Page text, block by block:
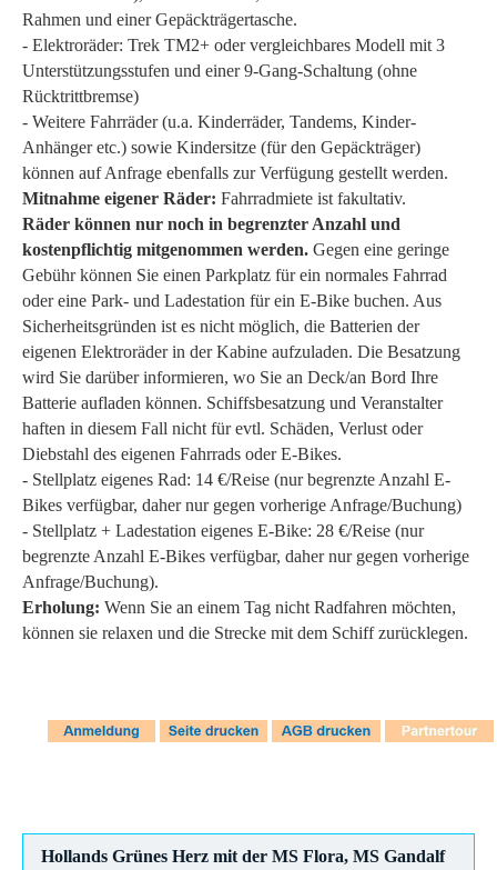
Rahmen und einer Gepäckträgertasche.
- Elektroräder: Trek TM2+ oder vergleichbares Modell mit 3
Unterstützungsstufen und einer 9-Gang-Schaltung (ohne
Rücktrittbremse)
- Weitere Fahrräder (u.a. Kinderräder, Tandems, Kinder-
Anhänger etc.) sowie Kindersitze (für den Gepäckträger)
können auf Anfrage ebenfalls zur Verfügung gestellt werden.
Mitnahme eigener Räder: Fahrradmiete ist fakultativ.
Räder können nur noch in begrenzter Anzahl und
kostenpflichtig mitgenommen werden. Gegen eine geringe
Gebühr können Sie einen Parkplatz für ein normales Fahrrad
oder eine Park- und Ladestation für ein E-Bike buchen. Aus
Sicherheitsgründen ist es nicht möglich, die Batterien der
eigenen Elektroräder in der Kabine aufzuladen. Die Besatzung
wird Sie darüber informieren, wo Sie an Deck/an Bord Ihre
Batterie aufladen können. Schiffsbesatzung und Veranstalter
haften in diesem Fall nicht für evtl. Schäden, Verlust oder
Diebstahl des eigenen Fahrrads oder E-Bikes.
- Stellplatz eigenes Rad: 14 €/Reise (nur begrenzte Anzahl E-
Bikes verfügbar, daher nur gegen vorherige Anfrage/Buchung)
- Stellplatz + Ladestation eigenes E-Bike: 28 €/Reise (nur
begrenzte Anzahl E-Bikes verfügbar, daher nur gegen vorherige
Anfrage/Buchung).
Erholung: Wenn Sie an einem Tag nicht Radfahren möchten,
können sie relaxen und die Strecke mit dem Schiff zurücklegen.
Hollands Grünes Herz mit der MS Flora, MS Gandalf